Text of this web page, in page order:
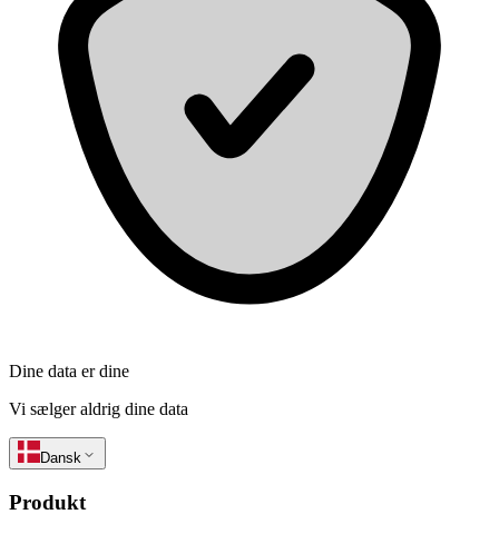
Dine data er dine
Vi sælger aldrig dine data
Dansk
Produkt